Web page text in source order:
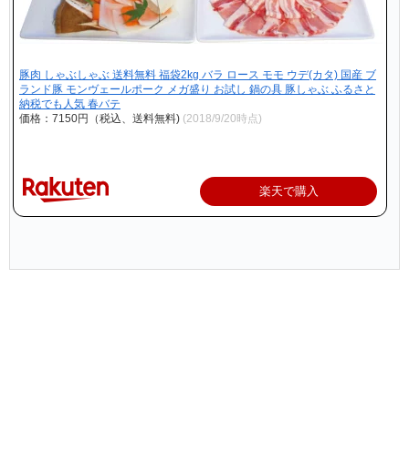
豚肉 しゃぶしゃぶ 送料無料 福袋2kg バラ ロース モモ ウデ(カタ) 国産 ブ
ランド豚 モンヴェールポーク メガ盛り お試し 鍋の具 豚しゃぶ ふるさと
納税でも人気 春バテ
価格：7150円（税込、送料無料) (2018/9/20時点)
楽天で購入